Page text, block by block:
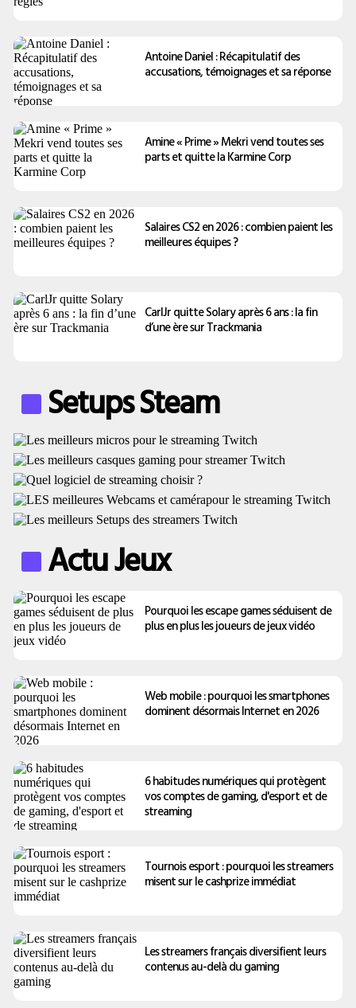
Antoine Daniel : Récapitulatif des
accusations, témoignages et sa réponse
Amine « Prime » Mekri vend toutes ses
parts et quitte la Karmine Corp
Salaires CS2 en 2026 : combien paient les
meilleures équipes ?
CarlJr quitte Solary après 6 ans : la fin
d’une ère sur Trackmania
Setups Steam
Actu Jeux
Pourquoi les escape games séduisent de
plus en plus les joueurs de jeux vidéo
Web mobile : pourquoi les smartphones
dominent désormais Internet en 2026
6 habitudes numériques qui protègent
vos comptes de gaming, d'esport et de
streaming
Tournois esport : pourquoi les streamers
misent sur le cashprize immédiat
Les streamers français diversifient leurs
contenus au-delà du gaming